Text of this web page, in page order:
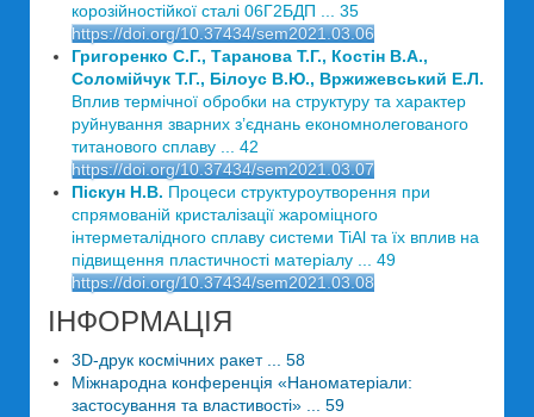
корозійностійкої сталі 06Г2БДП ... 35
https://doi.org/10.37434/sem2021.03.06
Григоренко С.Г., Таранова Т.Г., Костін В.А.,
Соломійчук Т.Г., Білоус В.Ю., Вржижевський Е.Л.
Вплив термічної обробки на структуру та характер
руйнування зварних з’єднань економнолегованoго
титанового сплаву ... 42
https://doi.org/10.37434/sem2021.03.07
Піскун Н.В. Процеси структуроутворення при
спрямованій кристалізації жароміцного
інтерметалідного сплаву системи TiAl та їх вплив на
підвищення пластичності матеріалу ... 49
https://doi.org/10.37434/sem2021.03.08
ІНФОРМАЦІЯ
3D-друк космічних ракет ... 58
Міжнародна конференція «Наноматеріали:
застосування та властивості» ... 59